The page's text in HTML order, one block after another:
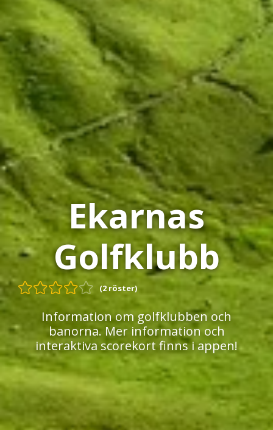
Ekarnas
Golfklubb
(2 röster)
Information om golfklubben och
banorna. Mer information och
interaktiva scorekort finns i appen!